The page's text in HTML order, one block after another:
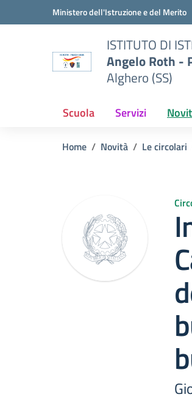
Vai ai contenuti
Vai al menu di navigazioneMinistero dell'Istruzione e del Merito
ISTITUTO DI
Angelo Roth -
Alghero (SS)
Scuola Servizi
Home Novità Le circolari